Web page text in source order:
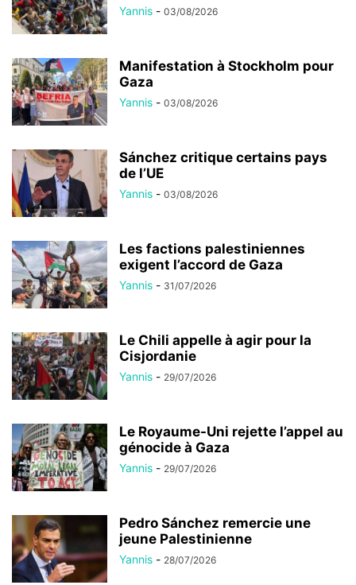
Yannis - 03/08/2026
Manifestation à Stockholm pour
Gaza
Yannis - 03/08/2026
Sánchez critique certains pays
de l’UE
Yannis - 03/08/2026
Les factions palestiniennes
exigent l’accord de Gaza
Yannis - 31/07/2026
Le Chili appelle à agir pour la
Cisjordanie
Yannis - 29/07/2026
Le Royaume-Uni rejette l’appel au
génocide à Gaza
Yannis - 29/07/2026
Pedro Sánchez remercie une
jeune Palestinienne
Yannis - 28/07/2026